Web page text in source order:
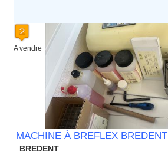
A vendre
MACHINE À BREFLEX BREDENT
BREDENT